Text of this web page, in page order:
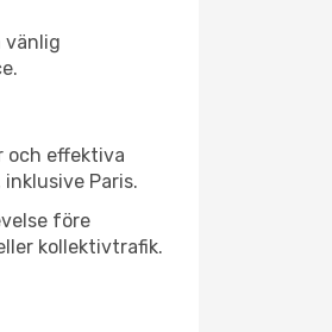
vänlig
och effektiva
Paris.
före
kollektivtrafik.